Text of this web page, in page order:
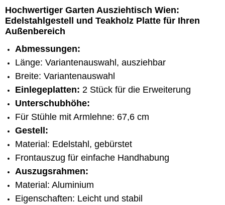
Hochwertiger Garten Ausziehtisch Wien:
Edelstahlgestell und Teakholz Platte für Ihren
Außenbereich
Abmessungen:
Länge: Variantenauswahl, ausziehbar
Breite: Variantenauswahl
Einlegeplatten: 2 Stück für die Erweiterung
Unterschubhöhe:
Für Stühle mit Armlehne: 67,6 cm
Gestell:
Material: Edelstahl, gebürstet
Frontauszug für einfache Handhabung
Auszugsrahmen:
Material: Aluminium
Eigenschaften: Leicht und stabil